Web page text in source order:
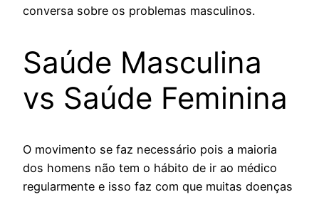
conversa sobre os problemas masculinos.
Saúde Masculina
vs Saúde Feminina
O movimento se faz necessário pois a maioria
dos homens não tem o hábito de ir ao médico
regularmente e isso faz com que muitas doenças